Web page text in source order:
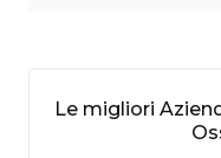
Le migliori